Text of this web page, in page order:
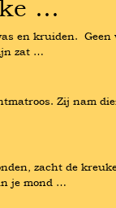
…
en kruiden.
zat …
Zij nam
zacht de
je mond …